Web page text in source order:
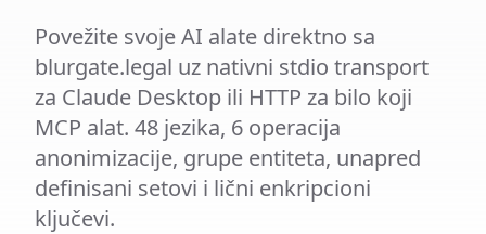
Povežite svoje AI alate direktno sa
blurgate.legal uz nativni stdio transport
za Claude Desktop ili HTTP za bilo koji
MCP alat. 48 jezika, 6 operacija
anonimizacije, grupe entiteta, unapred
definisani setovi i lični enkripcioni
ključevi.